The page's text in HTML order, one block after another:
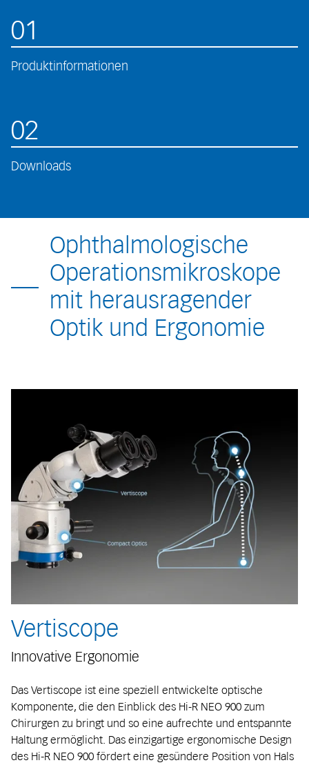
01
Produktinformationen
02
Downloads
Ophthalmologische
Operationsmikroskope
mit herausragender
Optik und Ergonomie
Vertiscope
Innovative Ergonomie
Das Vertiscope ist eine speziell entwickelte optische
Komponente, die den Einblick des Hi-R NEO 900 zum
Chirurgen zu bringt und so eine aufrechte und entspannte
Haltung ermöglicht. Das einzigartige ergonomische Design
des Hi-R NEO 900 fördert eine gesündere Position von Hals